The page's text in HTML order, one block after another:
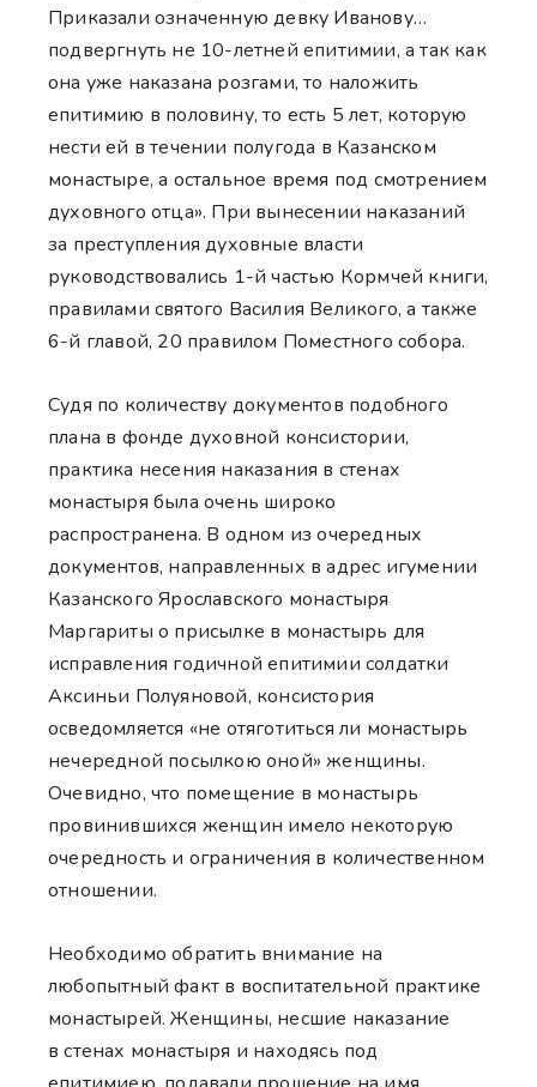
Приказали означенную девку Иванову…
подвергнуть не 10-летней епитимии, а так как
она уже наказана розгами, то наложить
епитимию в половину, то есть 5 лет, которую
нести ей в течении полугода в Казанском
монастыре, а остальное время под смотрением
духовного отца». При вынесении наказаний
за преступления духовные власти
руководствовались 1-й частью Кормчей книги,
правилами святого Василия Великого, а также
6-й главой, 20 правилом Поместного собора.
Судя по количеству документов подобного
плана в фонде духовной консистории,
практика несения наказания в стенах
монастыря была очень широко
распространена. В одном из очередных
документов, направленных в адрес игумении
Казанского Ярославского монастыря
Маргариты о присылке в монастырь для
исправления годичной епитимии солдатки
Аксиньи Полуяновой, консистория
осведомляется «не отяготиться ли монастырь
нечередной посылкою оной» женщины.
Очевидно, что помещение в монастырь
провинившихся женщин имело некоторую
очередность и ограничения в количественном
отношении.
Необходимо обратить внимание на
любопытный факт в воспитательной практике
монастырей. Женщины, несшие наказание
в стенах монастыря и находясь под